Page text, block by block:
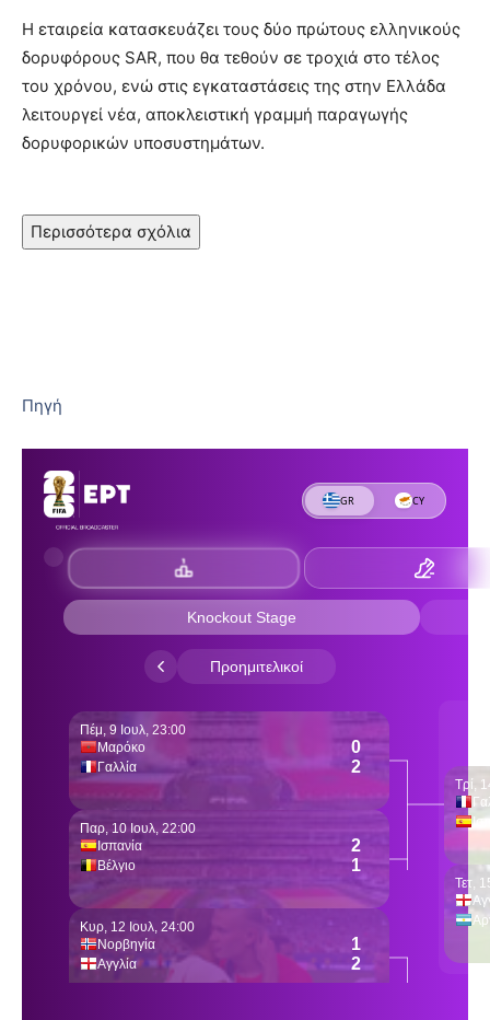
Η εταιρεία κατασκευάζει τους δύο πρώτους ελληνικούς
δορυφόρους SAR, που θα τεθούν σε τροχιά στο τέλος
του χρόνου, ενώ στις εγκαταστάσεις της στην Ελλάδα
λειτουργεί νέα, αποκλειστική γραμμή παραγωγής
δορυφορικών υποσυστημάτων.
Περισσότερα σχόλια
Πηγή